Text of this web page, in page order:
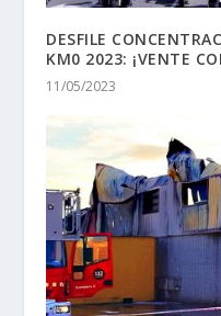
DESFILE
KM0 2023: ¡VENTE
11/05/2023